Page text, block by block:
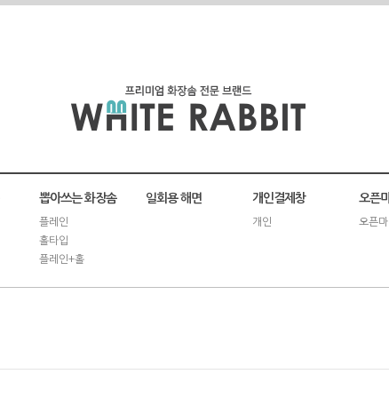
뽑아쓰는 화장솜
플레인
홀타입
플레인+홀
일회용 해면 개인결제창
개인
오픈
오픈